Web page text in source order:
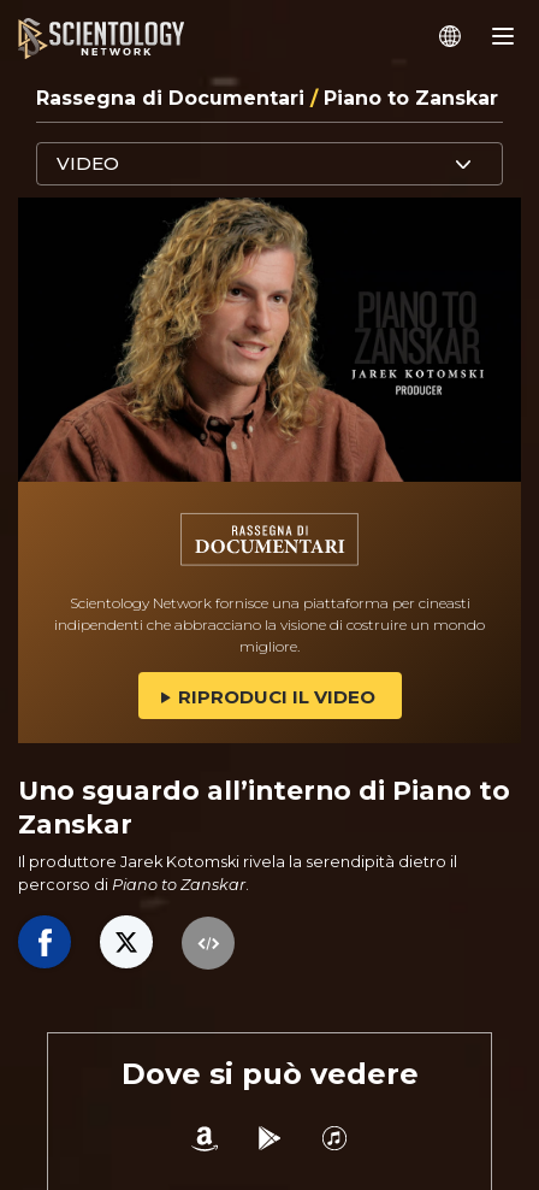
Rassegna di Documentari / Piano to Zanskar
VIDEO
Scientology Network fornisce una piattaforma per cineasti
indipendenti che abbracciano la visione di costruire un mondo
migliore.
RIPRODUCI IL VIDEO
Uno sguardo all’interno di Piano to
Zanskar
Il produttore Jarek Kotomski rivela la serendipità dietro il
percorso di Piano to Zanskar.
Dove si può vedere